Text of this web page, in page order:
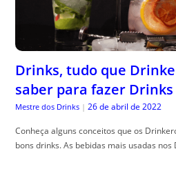
Drinks, tudo que
saber para fazer Drinks
Mestre dos Drinks | 26 de abril de 2022
Conheça alguns conceitos que os
bons drinks. As bebidas mais usadas